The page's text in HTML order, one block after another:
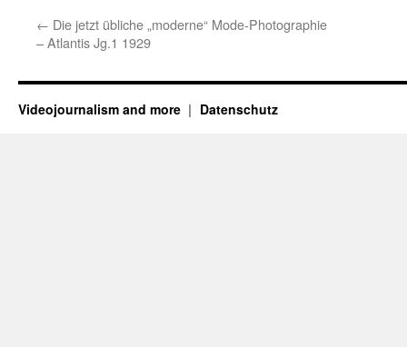
← Die jetzt übliche „moderne“ Mode-Photographie
– Atlantis Jg.1 1929
Videojournalism and more Datenschutz